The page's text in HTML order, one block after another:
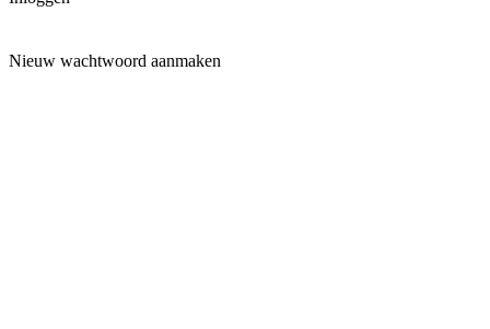
Nieuw wachtwoord aanmaken